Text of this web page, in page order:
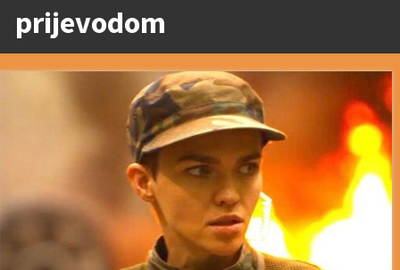
prijevodom